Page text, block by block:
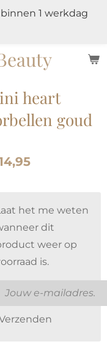
1 werkdag
heart
goud
het me weten
dit
weer op
is.